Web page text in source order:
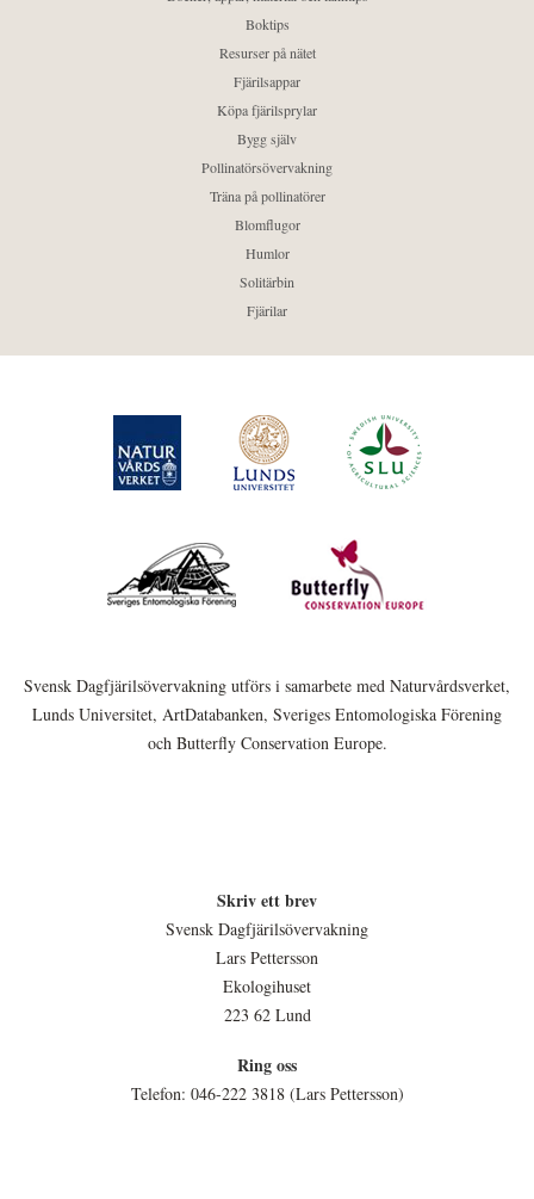
Boktips
Resurser på nätet
Fjärilsappar
Köpa fjärilsprylar
Bygg själv
Pollinatörsövervakning
Träna på pollinatörer
Blomflugor
Humlor
Solitärbin
Fjärilar
Svensk Dagfjärilsövervakning utförs i samarbete med Naturvårdsverket,
Lunds Universitet, ArtDatabanken, Sveriges Entomologiska Förening
och Butterfly Conservation Europe.
Skriv ett brev
Svensk Dagfjärilsövervakning
Lars Pettersson
Ekologihuset
223 62 Lund
Ring oss
Telefon: 046-222 3818 (Lars Pettersson)